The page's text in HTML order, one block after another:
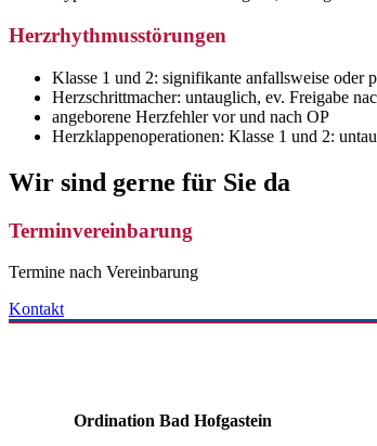
Herzrhythmusstörungen
Klasse 1 und 2: signifikante anfallsweise oder
Herzschrittmacher: untauglich, ev. Freigabe
angeborene Herzfehler vor und nach OP
Herzklappenoperationen: Klasse 1 und 2:
Wir sind gerne für Sie da
Terminvereinbarung
Termine nach Vereinbarung
Kontakt
Ordination Bad Hofgastein